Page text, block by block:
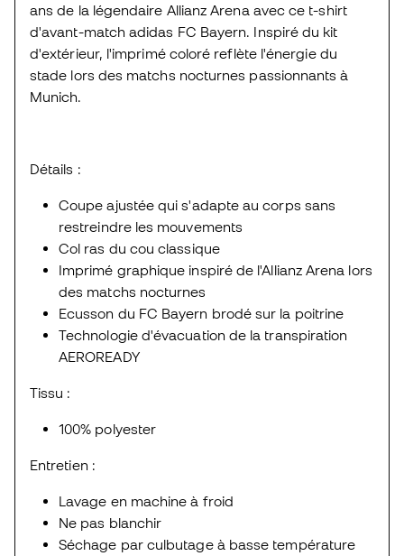
ans de la légendaire Allianz Arena avec ce t-shirt
d'avant-match adidas FC Bayern. Inspiré du kit
d'extérieur, l'imprimé coloré reflète l'énergie du
stade lors des matchs nocturnes passionnants à
Munich.
Détails :
Coupe ajustée qui s'adapte au corps sans
restreindre les mouvements
Col ras du cou classique
Imprimé graphique inspiré de l'Allianz Arena lors
des matchs nocturnes
Ecusson du FC Bayern brodé sur la poitrine
Technologie d'évacuation de la transpiration
AEROREADY
Tissu :
100% polyester
Entretien :
Lavage en machine à froid
Ne pas blanchir
Séchage par culbutage à basse température